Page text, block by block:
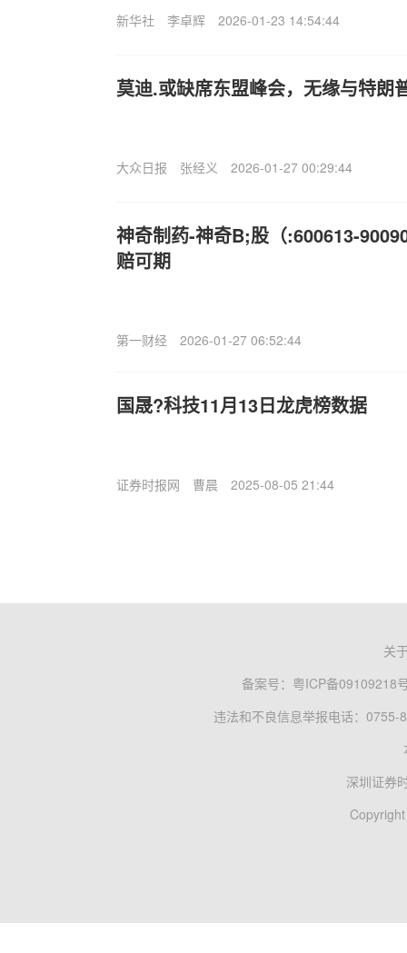
新华社 李卓辉 2026-01-23 14:54:44
莫迪.或缺席东盟峰会，无缘与特朗
大众日报 张经义 2026-01-27 00:29:44
神奇制药-神奇B;股（:600613-
赔可期
第一财经 2026-01-27 06:52:44
国晟?科技11月13日龙虎榜数据
证券时报网 曹晨 2025-08-05 21:44
关
备案号： 粤ICP备09109218
违法和不良信息举报电话：0755-
深圳证券